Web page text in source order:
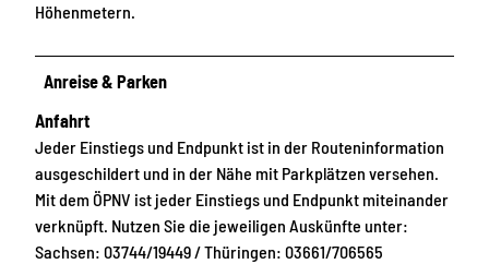
Höhenmetern.
Anreise & Parken
Anfahrt
Jeder Einstiegs und Endpunkt ist in der Routeninformation
ausgeschildert und in der Nähe mit Parkplätzen versehen.
Mit dem ÖPNV ist jeder Einstiegs und Endpunkt miteinander
verknüpft. Nutzen Sie die jeweiligen Auskünfte unter:
Sachsen: 03744/19449 / Thüringen: 03661/706565